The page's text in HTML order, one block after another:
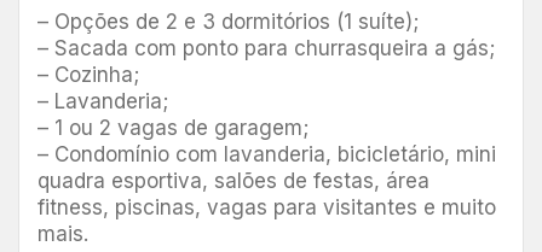
– Opções de 2 e 3 dormitórios (1 suíte);
– Sacada com ponto para churrasqueira a gás;
– Cozinha;
– Lavanderia;
– 1 ou 2 vagas de garagem;
– Condomínio com lavanderia, bicicletário, mini
quadra esportiva, salões de festas, área
fitness, piscinas, vagas para visitantes e muito
mais.